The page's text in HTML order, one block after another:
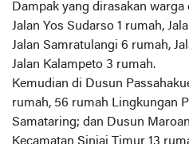
Dampak yang dirasakan
Jalan Yos Sudarso 1 rumah,
Jalan Samratulangi 6 rumah,
Jalan Kalampeto 3 rumah.
Kemudian di Dusun
rumah, 56 rumah Lingkungan
Samataring; dan Dusun